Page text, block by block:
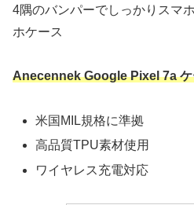
4隅のバンパーでしっかりスマ
ホケース
Anecennek Google Pixel 7a ケ
米国MIL規格に準拠
高品質TPU素材使用
ワイヤレス充電対応